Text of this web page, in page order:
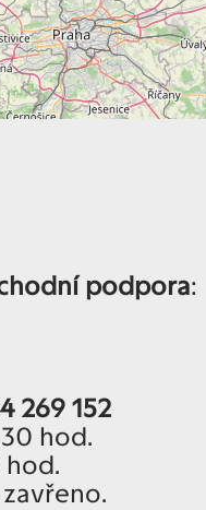
podpora:
269 152
hod.
hod.